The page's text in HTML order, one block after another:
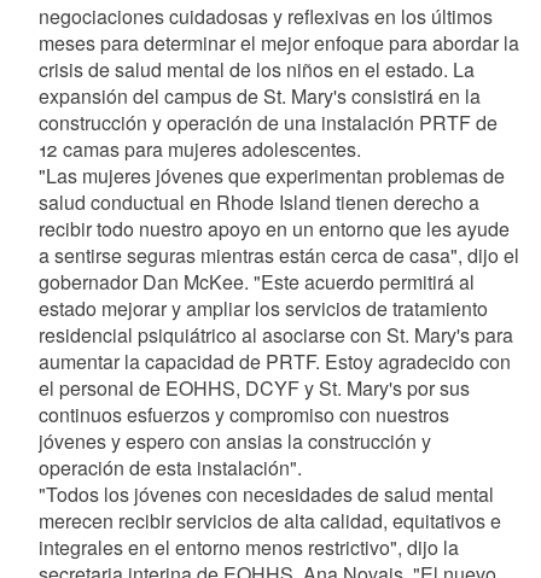
negociaciones cuidadosas y reflexivas en los últimos
meses para determinar el mejor enfoque para abordar la
crisis de salud mental de los niños en el estado. La
expansión del campus de St. Mary's consistirá en la
construcción y operación de una instalación PRTF de
12 camas para mujeres adolescentes.
"Las mujeres jóvenes que experimentan problemas de
salud conductual en Rhode Island tienen derecho a
recibir todo nuestro apoyo en un entorno que les ayude
a sentirse seguras mientras están cerca de casa", dijo el
gobernador Dan McKee. "Este acuerdo permitirá al
estado mejorar y ampliar los servicios de tratamiento
residencial psiquiátrico al asociarse con St. Mary's para
aumentar la capacidad de PRTF. Estoy agradecido con
el personal de EOHHS, DCYF y St. Mary's por sus
continuos esfuerzos y compromiso con nuestros
jóvenes y espero con ansias la construcción y
operación de esta instalación".
"Todos los jóvenes con necesidades de salud mental
merecen recibir servicios de alta calidad, equitativos e
integrales en el entorno menos restrictivo", dijo la